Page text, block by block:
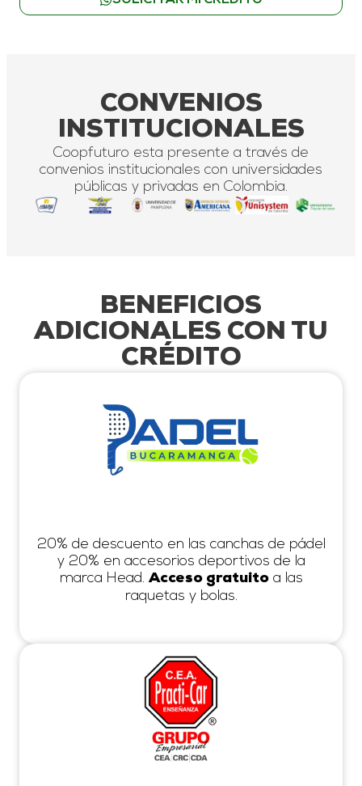
CONVENIOS
INSTITUCIONALES
Coopfuturo esta presente a través de
convenios institucionales con universidades
públicas y privadas en Colombia.
BENEFICIOS
ADICIONALES CON TU
CRÉDITO
20% de descuento en las canchas de pádel
y 20% en accesorios deportivos de la
marca Head. Acceso gratuitoa las
raquetas y bolas.